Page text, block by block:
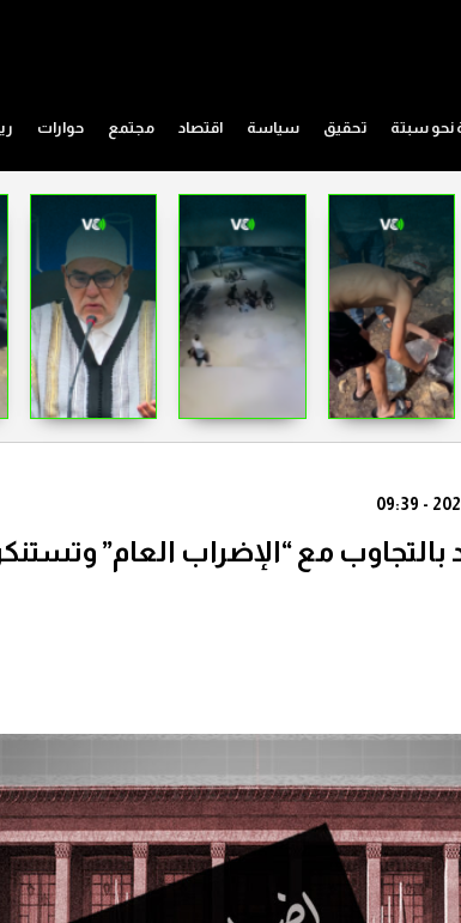
نحو سبتة تحقيق سياسة اقتصاد مجتمع حوارات
بالتجاوب مع “الإضراب العام”